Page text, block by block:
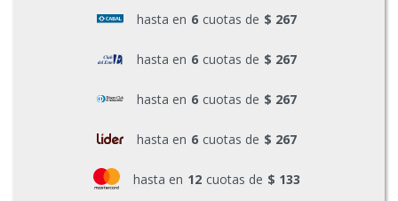
hasta en 6 cuotas de $ 267
hasta en 6 cuotas de $ 267
hasta en 6 cuotas de $ 267
hasta en 6 cuotas de $ 267
hasta en 12 cuotas de $ 133